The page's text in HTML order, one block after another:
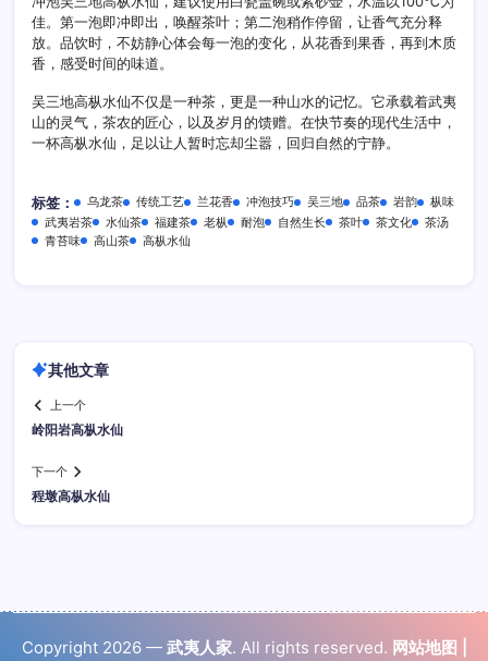
佳。第一泡即冲即出，唤醒茶叶；第二泡稍作停留，让香气充分释
放。品饮时，不妨静心体会每一泡的变化，从花香到果香，再到木质
香，感受时间的味道。
吴三地高枞水仙不仅是一种茶，更是一种山水的记忆。它承载着武夷
山的灵气，茶农的匠心，以及岁月的馈赠。在快节奏的现代生活中，
一杯高枞水仙，足以让人暂时忘却尘嚣，回归自然的宁静。
标签： 乌龙茶 传统工艺 兰花香 冲泡技巧 吴三地 品茶 岩韵
枞味
武夷岩茶
水仙茶 福建茶 老枞 耐泡 自然生长 茶叶 茶文化
茶汤
青苔味
高山茶 高枞水仙
其他文章
上一个
岭阳岩高枞水仙
下一个
程墩高枞水仙
Copyright 2026 — 武夷人家. All rights reserved. 网站地图